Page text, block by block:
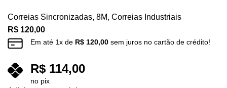
Correias Sincronizadas, 8M, Correias Industriais
R$ 120,00
Em até 1x de R$ 120,00 sem juros no cartão de crédito!
R$ 114,00
no pix